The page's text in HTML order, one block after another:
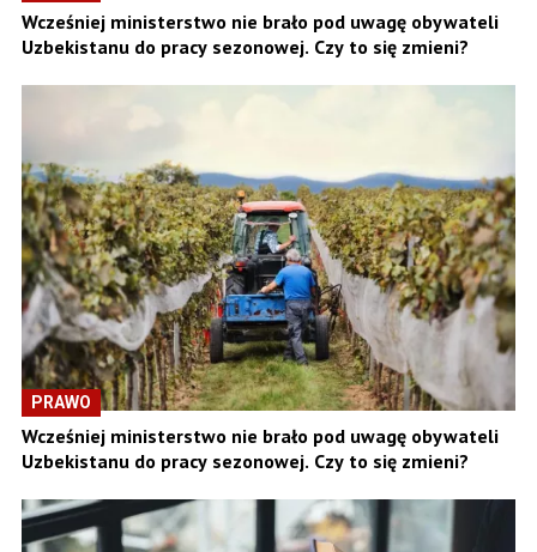
Wcześniej ministerstwo nie brało pod uwagę obywateli
Uzbekistanu do pracy sezonowej. Czy to się zmieni?
PRAWO
Wcześniej ministerstwo nie brało pod uwagę obywateli
Uzbekistanu do pracy sezonowej. Czy to się zmieni?